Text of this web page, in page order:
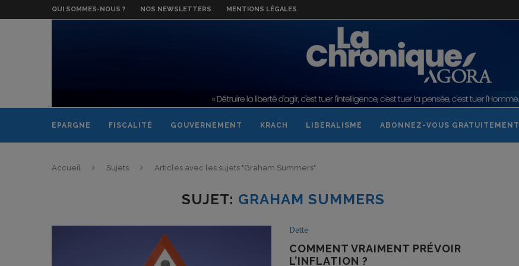
QUI SOMMES-NOUS ? NOS NEWSLETTERS MENTIONS LÉGALES
EPARGNE FISCALITÉ GOUVERNEMENT KRACH LIBERALISME ABONNEZ-VOUS GRATUITEMENT
Accueil Sujets Articles avec les sujets "Graham Summers"
SUJET: GRAHAM SUMMERS
Dette
COMMENT VRAIMENT PRÉVOIR
L’INFLATION ?